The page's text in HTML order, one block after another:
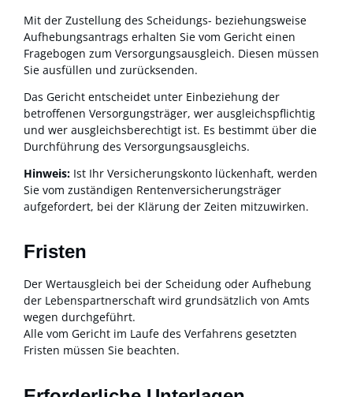
Mit der Zustellung des Scheidungs- beziehungsweise
Aufhebungsantrags erhalten Sie vom Gericht einen
Fragebogen zum Versorgungsausgleich. Diesen müssen
Sie ausfüllen und zurücksenden.
Das Gericht entscheidet unter Einbeziehung der
betroffenen Versorgungsträger, wer ausgleichspflichtig
und wer ausgleichsberechtigt ist. Es bestimmt über die
Durchführung des Versorgungsausgleichs.
Hinweis: Ist Ihr Versicherungskonto lückenhaft, werden
Sie vom zuständigen Rentenversicherungsträger
aufgefordert, bei der Klärung der Zeiten mitzuwirken.
Fristen
Der Wertausgleich bei der Scheidung oder Aufhebung
der Lebenspartnerschaft wird grundsätzlich von Amts
wegen durchgeführt.
Alle vom Gericht im Laufe des Verfahrens gesetzten
Fristen müssen Sie beachten.